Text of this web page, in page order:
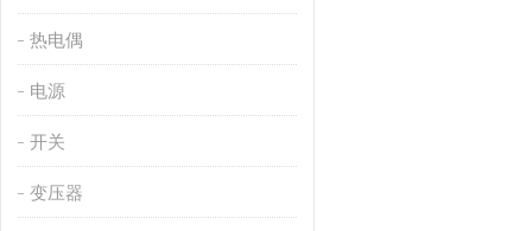
热电偶
电源
开关
变压器